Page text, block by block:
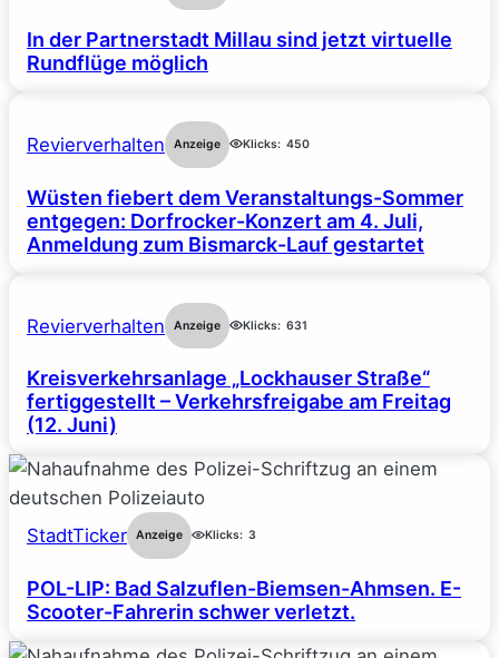
In der Partnerstadt Millau sind jetzt virtuelle
Rundflüge möglich
Revierverhalten Anzeige Klicks: 450
Wüsten fiebert dem Veranstaltungs-Sommer
entgegen: Dorfrocker-Konzert am 4. Juli,
Anmeldung zum Bismarck-Lauf gestartet
Revierverhalten Anzeige Klicks: 631
Kreisverkehrsanlage „Lockhauser Straße“
fertiggestellt – Verkehrsfreigabe am Freitag
(12. Juni)
StadtTicker Anzeige Klicks: 3
POL-LIP: Bad Salzuflen-Biemsen-Ahmsen. E-
Scooter-Fahrerin schwer verletzt.